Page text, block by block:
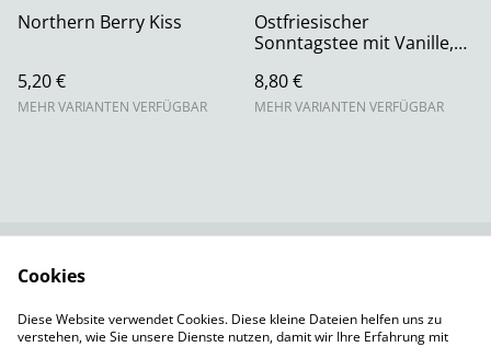
Northern Berry Kiss
5,20 €
MEHR VARIANTEN VERFÜGBAR
Ostfriesischer
Sonntagstee mit Vanille,
8,80 €
MEHR VARIANTEN VERFÜGBAR
Cookie-Richtlinie
Versandbedingungen
Cookies
Diese Website verwendet Cookies. Diese kleine Dateien helfen uns zu
verstehen, wie Sie unsere Dienste nutzen, damit wir Ihre Erfahrung mit